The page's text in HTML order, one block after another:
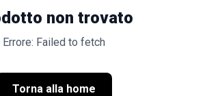
non trovato
Errore: Failed to fetch
Torna alla home